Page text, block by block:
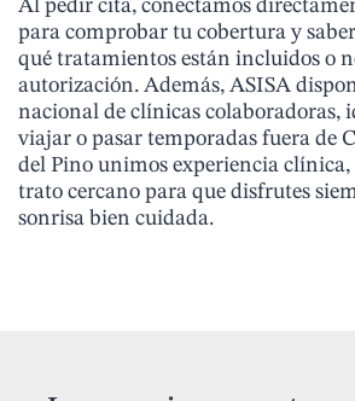
Al pedir cita, conectamos
para comprobar tu cobertura y
qué tratamientos están incluidos o
autorización. Además, ASISA
nacional de clínicas colaboradoras,
viajar o pasar temporadas fuera de
del Pino unimos experiencia clínica,
trato cercano para que disfrutes
sonrisa bien cuidada.